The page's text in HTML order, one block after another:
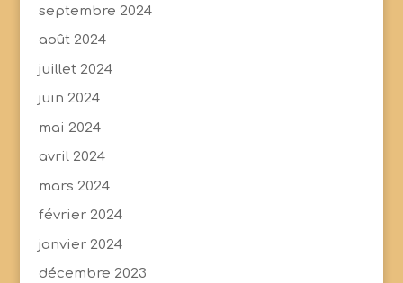
septembre 2024
août 2024
juillet 2024
juin 2024
mai 2024
avril 2024
mars 2024
février 2024
janvier 2024
décembre 2023